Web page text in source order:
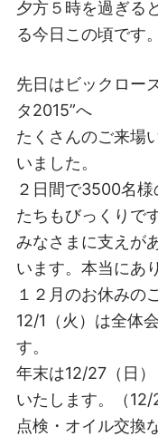
夕方５時を過ぎる
る今日この頃です。
先日はビックロー
タ2015”へ
たくさんのご来場
いました。
２日間で3500名
たちもびっくりです
みなさまに支えが
います。本当にあ
１２月のお休みの
12/1（火）は全体
す。
年末は12/27（日
いたします。（12/
点検・オイル交換